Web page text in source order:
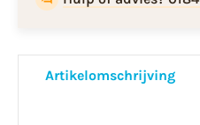
Artikelomschrijving